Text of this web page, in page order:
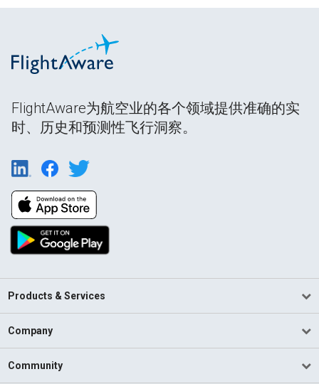
FlightAware为航空业的各个领域提供准确的实
时、历史和预测性飞行洞察。
Products & Services
Company
Community